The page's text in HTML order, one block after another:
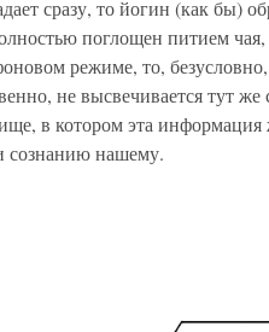
сразу, то йогин (как бы)
поглощен питием
режиме, то,
не высвечивается тут же
в котором эта
сознанию нашему.